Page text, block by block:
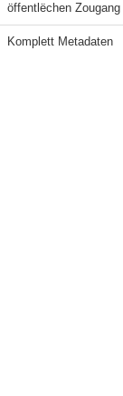
öffentlëchen Zougang
Komplett Metadaten